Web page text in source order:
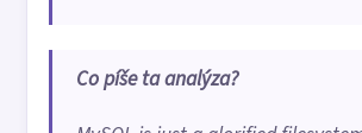
Co píše ta analýza?